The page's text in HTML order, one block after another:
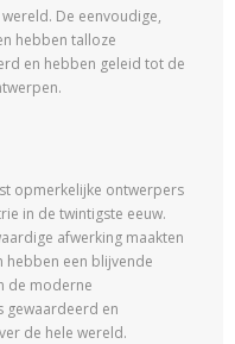
De eenvoudige,
hebben talloze
en hebben geleid tot de
opmerkelijke ontwerpers
in de twintigste eeuw.
afwerking maakten
een blijvende
de moderne
gewaardeerd en
de hele wereld.